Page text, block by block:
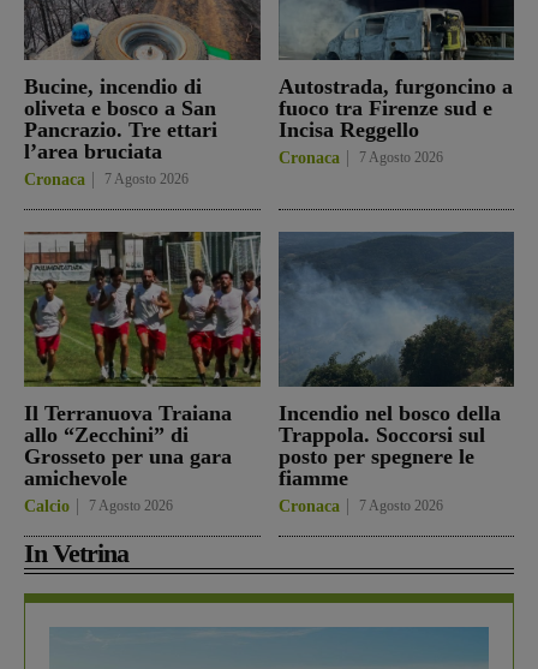
Bucine, incendio di
oliveta e bosco a San
Pancrazio. Tre ettari
l’area bruciata
Cronaca 7 Agosto 2026
Autostrada, furgoncino a
fuoco tra Firenze sud e
Incisa Reggello
Cronaca 7 Agosto 2026
Il Terranuova Traiana
allo “Zecchini” di
Grosseto per una gara
amichevole
Calcio 7 Agosto 2026
Incendio nel bosco della
Trappola. Soccorsi sul
posto per spegnere le
fiamme
Cronaca 7 Agosto 2026
In Vetrina